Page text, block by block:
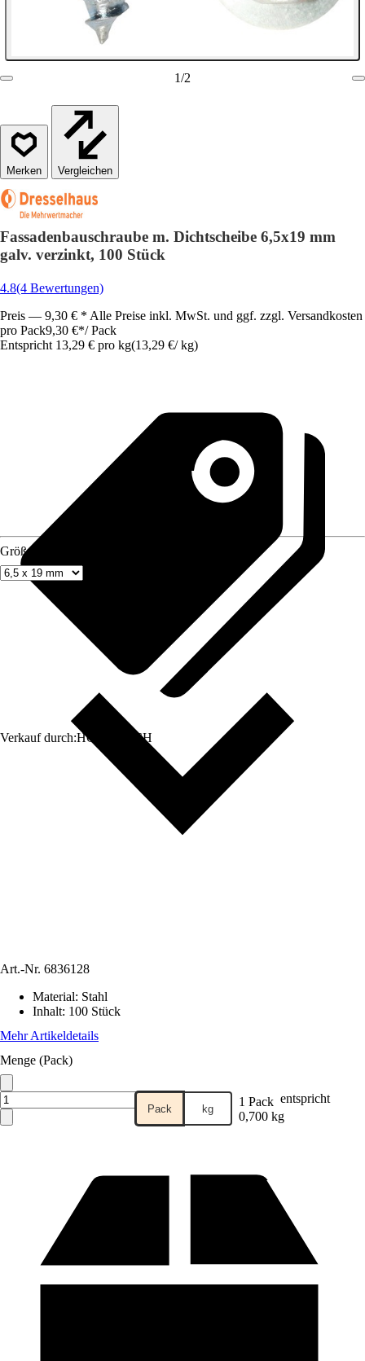
1/2
Vergleichen
Fassadenbauschraube m. Dichtscheibe 6,5x19 mm
galv. verzinkt, 100 Stück
4.8(4 Bewertungen)
Preis — 9,30 € * Alle Preise inkl. MwSt. und ggf. zzgl. Versandkosten
pro Pack9,30 €*/ Pack
Entspricht 13,29 € pro kg(13,29 €/ kg)
Verkauf durch:HORNBACH
Größe
Art.-Nr. 6836128
Material: Stahl
Inhalt: 100 Stück
Mehr Artikeldetails
Menge (Pack)
Pack kg 1 Pack entspricht
0,700 kg